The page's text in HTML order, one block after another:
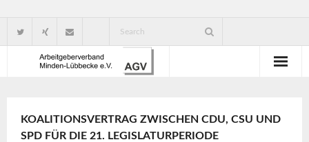
Verbandsorganisation
KOALITIONSVERTRAG ZWISCHEN CDU, CSU UND
SPD FÜR DIE 21. LEGISLATURPERIODE